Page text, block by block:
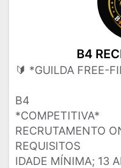
B4
🔰 *GUILDA FREE-
B4
*COMPETITIVA*
RECRUTAMENTO
REQUISITOS
IDADE MÍNIMA; 13